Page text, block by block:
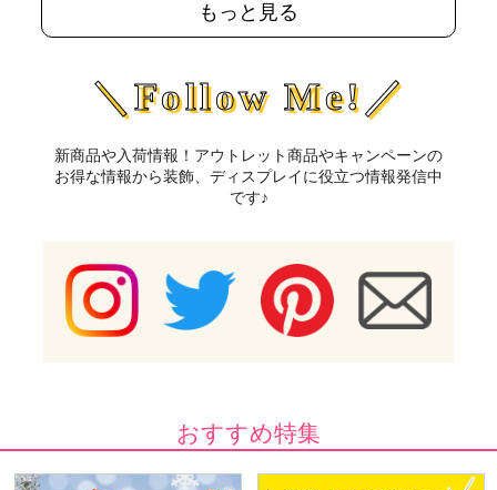
もっと見る
＼Follow Me!／
新商品や入荷情報！アウトレット商品やキャンペーンの
お得な情報から装飾、ディスプレイに役立つ情報発信中
です♪
おすすめ特集